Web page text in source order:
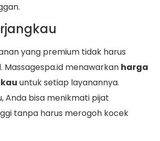
yang premium tidak harus
Massagespa.id menawarkan harga
untuk setiap layanannya.
Anda bisa menikmati pijat
tanpa harus merogoh kocek